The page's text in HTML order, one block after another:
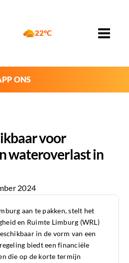
22°C
ONS
voor
wateroverlast in
2024
aan te pakken, stelt het
en Ruimte Limburg (WRL)
in de vorm van een
biedt een financiële
die op de korte termijn